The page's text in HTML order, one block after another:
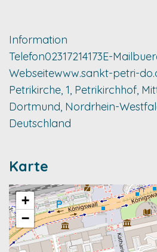
Information
Telefon02317214173E-Mail
Webseitewww.sankt-petri-
Petrikirche, 1, Petrikirchhof,
Dortmund, Nordrhein-
Deutschland
Karte
+
−